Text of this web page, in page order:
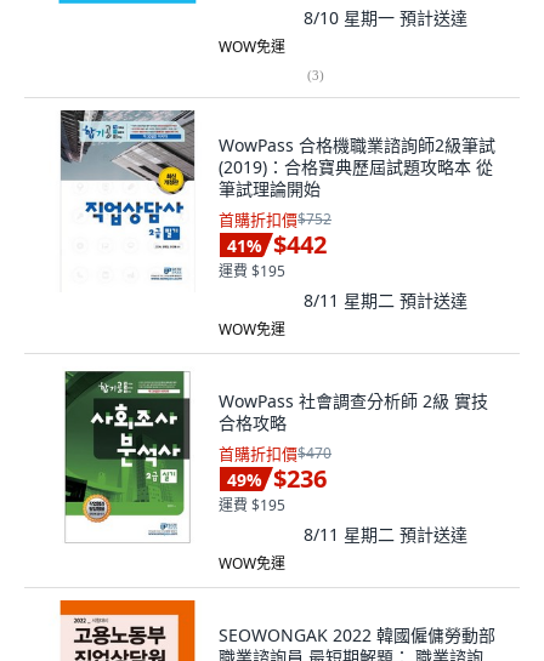
8/10 星期一 預計送達
WOW免運
(3)
WowPass 合格機職業諮詢師2級筆試
(2019)：合格寶典歷屆試題攻略本 從
筆試理論開始
首購折扣價$752
41% $442
運費 $195
8/11 星期二 預計送達
WOW免運
WowPass 社會調查分析師 2級 實技
合格攻略
首購折扣價$470
49% $236
運費 $195
8/11 星期二 預計送達
WOW免運
SEOWONGAK 2022 韓國僱傭勞動部